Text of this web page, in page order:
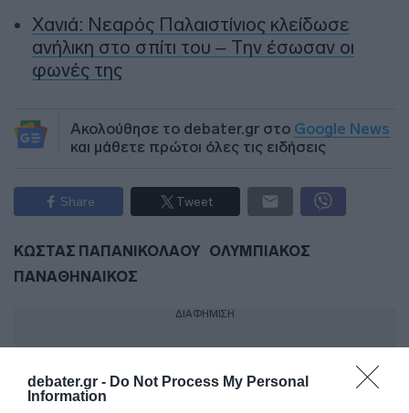
debater.gr - Do Not Process My Personal
Information
Χανιά: Νεαρός Παλαιστίνιος κλείδωσε
ανήλικη στο σπίτι του – Την έσωσαν οι
φωνές της
Ακολούθησε το debater.gr στο Google News
και μάθετε πρώτοι όλες τις ειδήσεις
Share Tweet
ΚΩΣΤΑΣ ΠΑΠΑΝΙΚΟΛΑΟΥ
ΟΛΥΜΠΙΑΚΟΣ
ΠΑΝΑΘΗΝΑΙΚΟΣ
ΔΙΑΦΗΜΙΣΗ